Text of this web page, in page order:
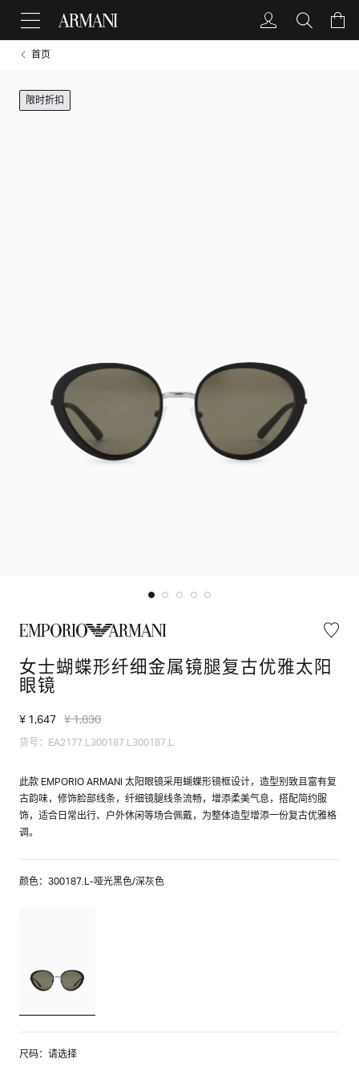
首页
限时折扣
女士蝴蝶形纤细金属镜腿复古优雅太阳
眼镜
¥ 1,647 ¥ 1,830
货号：EA2177.L300187.L300187.L
此款 EMPORIO ARMANI 太阳眼镜采用蝴蝶形镜框设计，造型别致且富有复
古韵味，修饰脸部线条，纤细镜腿线条流畅，增添柔美气息，搭配简约服
饰，适合日常出行、户外休闲等场合佩戴，为整体造型增添一份复古优雅格
调。
颜色：300187.L-哑光黑色/深灰色
尺码：请选择